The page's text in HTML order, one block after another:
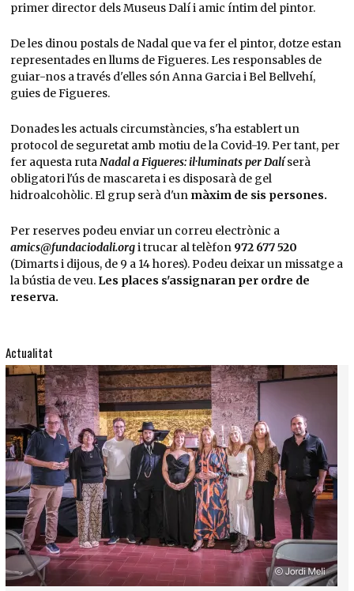
primer director dels Museus Dalí i amic íntim del pintor.
De les dinou postals de Nadal que va fer el pintor, dotze estan
representades en llums de Figueres. Les responsables de
guiar-nos a través d'elles són Anna Garcia i Bel Bellvehí,
guies de Figueres.
Donades les actuals circumstàncies, s'ha establert un
protocol de seguretat amb motiu de la Covid-19. Per tant, per
fer aquesta rutaNadal a Figueres: il·luminats per Dalíserà
obligatori l'ús de mascareta i es disposarà de gel
hidroalcohòlic. El grup serà d'un màxim de sis persones.
Per reserves podeu enviar un correu electrònic a
amics@fundaciodali.orgi trucar al telèfon 972 677 520
(Dimarts i dijous, de 9 a 14 hores). Podeu deixar un missatge a
la bústia de veu.Les places s'assignaran per ordre de
reserva.
Actualitat